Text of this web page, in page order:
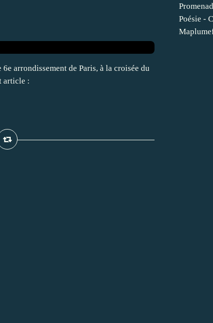
arrondissement de Paris, à la croisée du
article :
Poésie -